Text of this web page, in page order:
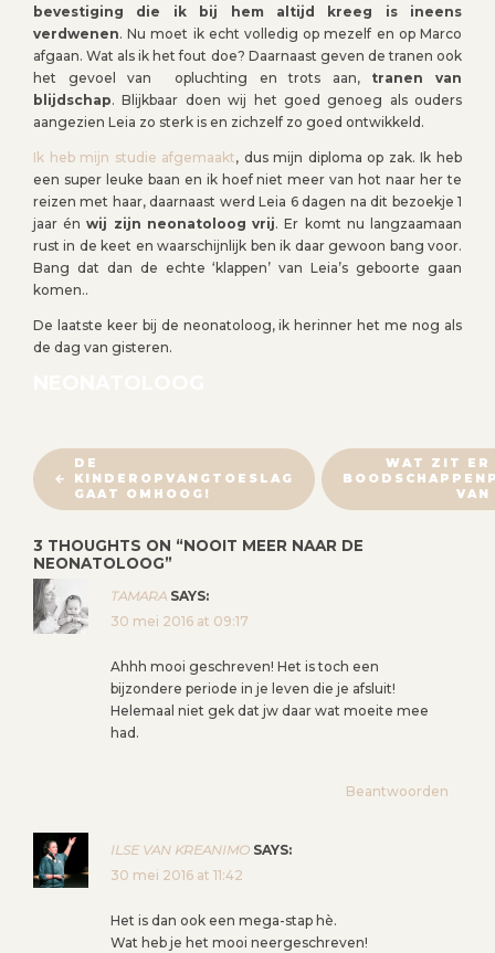
bevestiging die ik bij hem altijd kreeg is ineens
verdwenen. Nu moet ik echt volledig op mezelf en op Marco
afgaan. Wat als ik het fout doe? Daarnaast geven de tranen ook
het gevoel van opluchting en trots aan, tranen van
blijdschap. Blijkbaar doen wij het goed genoeg als ouders
aangezien Leia zo sterk is en zichzelf zo goed ontwikkeld.
Ik heb mijn studie afgemaakt, dus mijn diploma op zak. Ik heb
een super leuke baan en ik hoef niet meer van hot naar her te
reizen met haar, daarnaast werd Leia 6 dagen na dit bezoekje 1
jaar énwij zijn neonatoloog vrij. Er komt nu langzaamaan
rust in de keet en waarschijnlijk ben ik daar gewoon bang voor.
Bang dat dan de echte ‘klappen’ van Leia’s geboorte gaan
komen..
De laatste keer bij de neonatoloog, ik herinner het me nog als
de dag van gisteren.
B
E
I
C
H
T
E
DE
KINDEROPVANGTOESLAG
GAAT OMHOOG!
WAT ZIT ER
VAN
3 THOUGHTS ON “NOOIT MEER NAAR DE
NEONATOLOOG”
TAMARA SAYS:
30 mei 2016 at 09:17
Ahhh mooi geschreven! Het is toch een
bijzondere periode in je leven die je afsluit!
Helemaal niet gek dat jw daar wat moeite mee
had.
Beantwoorden
ILSE VAN KREANIMO SAYS:
30 mei 2016 at 11:42
Het is dan ook een mega-stap hè.
Wat heb je het mooi neergeschreven!